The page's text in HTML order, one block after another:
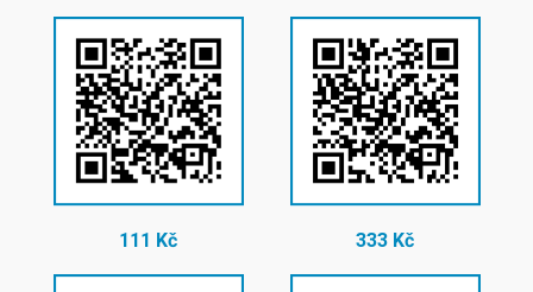
111 Kč 333 Kč